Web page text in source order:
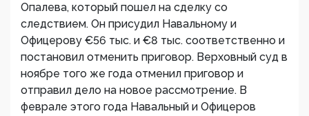
Опалева, который пошел на сделку со
следствием. Он присудил Навальному и
Офицерову €56 тыс. и €8 тыс. соответственно и
постановил отменить приговор. Верховный суд в
ноябре того же года отменил приговор и
отправил дело на новое рассмотрение. В
феврале этого года Навальный и Офицеров